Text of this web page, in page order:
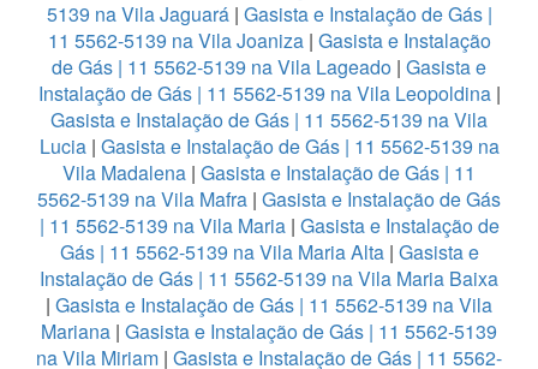
5139 na Vila Jaguará| Gasista e Instalação de Gás |
11 5562-5139 na Vila Joaniza| Gasista e Instalação
de Gás | 11 5562-5139 na Vila Lageado | Gasista e
Instalação de Gás | 11 5562-5139 na Vila Leopoldina|
Gasista e Instalação de Gás | 11 5562-5139 na Vila
Lucia| Gasista e Instalação de Gás | 11 5562-5139 na
Vila Madalena | Gasista e Instalação de Gás | 11
5562-5139 na Vila Mafra | Gasista e Instalação de Gás
| 11 5562-5139 na Vila Maria| Gasista e Instalação de
Gás | 11 5562-5139 na Vila Maria Alta| Gasista e
Instalação de Gás | 11 5562-5139 na Vila Maria Baixa
| Gasista e Instalação de Gás | 11 5562-5139 na Vila
Mariana | Gasista e Instalação de Gás | 11 5562-5139
na Vila Miriam | Gasista e Instalação de Gás | 11 5562-